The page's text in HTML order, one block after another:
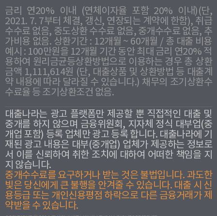
금리 연20% 이내 (연체이자율 포함 20% 이내)(단,
2021. 7. 7부터 체결, 갱신, 연장되는 계약에 한함), 취급
수수료 없음, 중도상환 수수료 없음, 중개수수료 없음, 추
가비용 없음. 상환기간 : 12개월 ~ 60개월 / 총 대출 비용
예시 : 100만원을 12개월 기간 동안 최대 금리 연20% 적
용하여 원리금균등상환방법으로 이용하는 경우 총 상환
금액 1,111,614원 (단, 대출상품 및 상환방법 등 대출계
약 내용에 따라 달라질 수 있습니다.) 채무의 조기상환수
수료율 등 조기상환조건 없음.
대출나라는 광고 플랫폼만 제공할 뿐 직접적인 대출 및
중개를 하지 않으며 금융위원회, 지자체 정식 대부업(중
개업 포함) 등록 업체만 광고 등록 합니다. 대출나라에 기
재된 광고 내용은 대부(중개업) 업체가 제공하는 정보로
서 이를 신뢰하여 취한 조치에 대하여 어떠한 책임을 지
지 않습니다.
중개수수료를 요구하거나 받는 것은 불법입니다. 과도한
빛은 당신에게 큰 불행을 안겨줄 수 있습니다. 대출 시 신
용등급 또는 개인신용평점 하락으로 다른 금융거래가 제
약받을 수 있습니다.